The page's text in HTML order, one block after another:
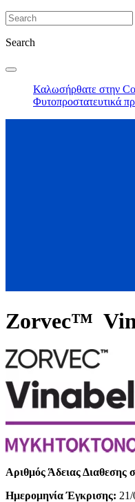
Search
Καλωσήρθατε στην
Φυτοπροστατευτικά
Zorvec™
Αριθμός Άδειας
Ημερομηνία Έγκρισης: